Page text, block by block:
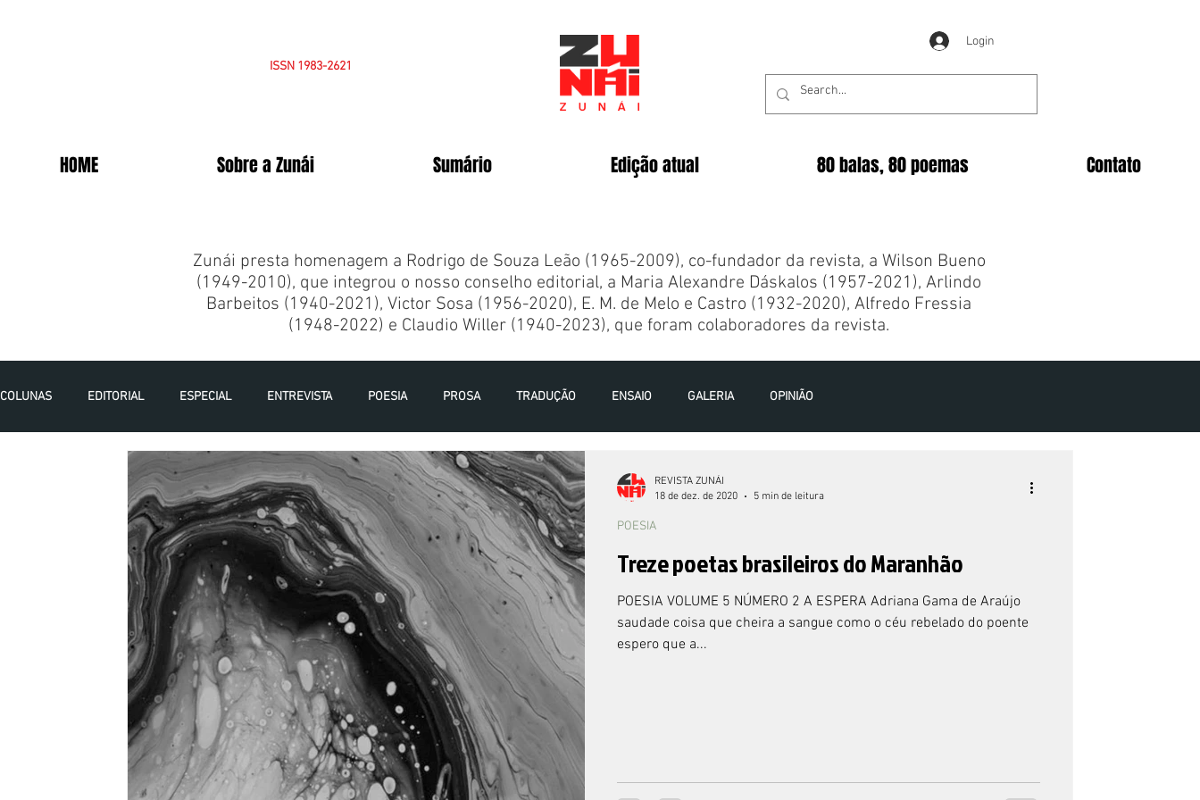
ISSN 1983-2621
Login
HOME Sobre a Zunái Sumário Edição atual 80 balas, 80 poemas Contato
Zunái presta homenagem a Rodrigo de Souza Leão (1965-2009), co-fundador da revista, a Wilson Bueno
(1949-2010), que integrou o nosso conselho editorial, a Maria Alexandre Dáskalos (1957-2021), Arlindo
Barbeitos (1940-2021), Victor Sosa (1956-2020), E. M. de Melo e Castro (1932-2020), Alfredo Fressia
(1948-2022) e Claudio Willer (1940-2023), que foram colaboradores da revista.
COLUNAS EDITORIAL ESPECIAL ENTREVISTA POESIA PROSA TRADUÇÃO ENSAIO GALERIA OPINIÃO
CADERNOS DA PALESTINA VOLUME 5 NÚMERO 1 - 2020 VOLUME 5 NÚMERO 2 - 2020
VOLUME 8 NÚMERO 1 - 2023 VOLUME 9
Treze poetas brasileiros do Maranhão
POESIA VOLUME 5 NÚMERO 2 A ESPERA Adriana Gama de Araújo
saudade coisa que cheira a sangue como o céu rebelado do poente
espero que a...
POESIA
REVISTA ZUNÁI
18 de dez. de 2020
5 min de leitura